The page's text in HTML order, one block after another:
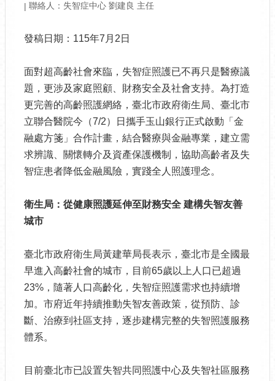
聯絡人：失智症中心 劉建良 主任
發稿日期：115年7月2日
面對超高齡社會來臨，失智症照護已不再只是醫療議
題，更涉及家庭照顧、財務安全及社會支持。為打造
更完善的高齡照護網絡，臺北市政府衛生局、臺北市
立聯合醫院今（7/2）日攜手玉山銀行正式啟動「金
融處方箋」合作計畫，結合醫療與金融專業，建立需
求辨識、關懷轉介及資產保護機制，協助高齡者及失
智症患者降低金融風險，實踐全人照護理念。
衛生局：從健康照護延伸至財務安全 建構失智友善
城市
臺北市政府衛生局黃建華局長表示，臺北市是全國最
早進入高齡社會的城市，目前65歲以上人口已超過
23%，隨著人口高齡化，失智症照護需求也持續增
加。市府近年持續推動失智友善政策，從預防、診
斷、治療到社區支持，逐步建構完整的失智照護服務
體系。
目前臺北市已設置失智共同照護中心及失智社區服務